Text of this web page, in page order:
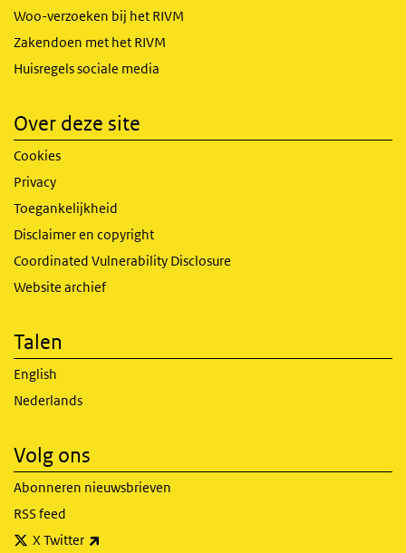
Woo-verzoeken bij het RIVM
Zakendoen met het RIVM
Huisregels sociale media
Over deze site
Cookies
Privacy
Toegankelijkheid
Disclaimer en copyright
Coordinated Vulnerability Disclosure
Website archief
Talen
English
Nederlands
Volg ons
Abonneren nieuwsbrieven
RSS feed
X Twitter